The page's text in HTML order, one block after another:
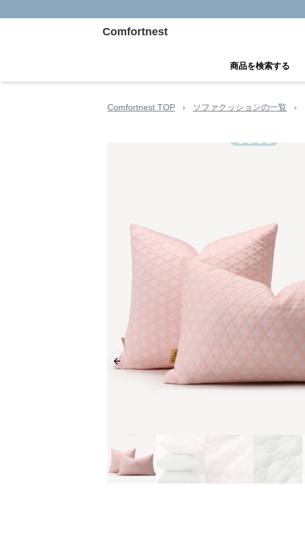
Comfortnest
商品を検索する
Comfortnest TOP › ソファクッションの一覧 ›
Previous slide